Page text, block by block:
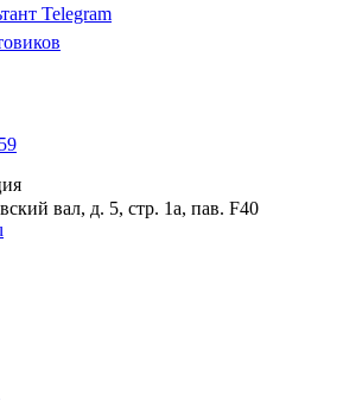
Telegram
вал, д. 5, стр. 1а, пав. F40